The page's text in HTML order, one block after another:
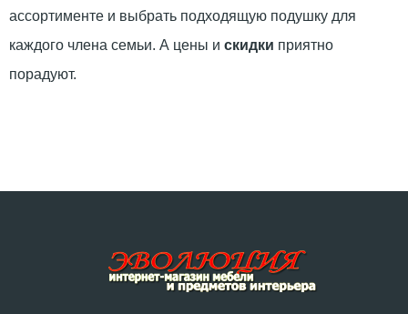
ассортименте и выбрать подходящую подушку для
каждого члена семьи. А цены и скидки приятно
порадуют.